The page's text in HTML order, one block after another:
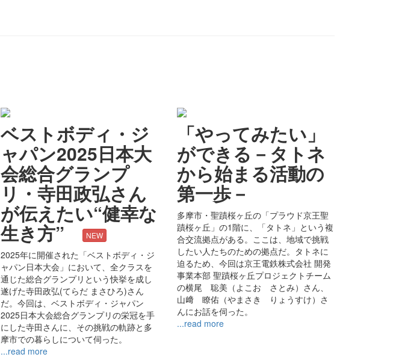
ベストボディ・ジ
ャパン2025日本大
会総合グランプ
リ・寺田政弘さん
が伝えたい“健幸な
生き方” NEW
2025年に開催された「ベストボディ・ジ
ャパン日本大会」において、全クラスを
通じた総合グランプリという快挙を成し
遂げた寺田政弘(てらだ まさひろ)さん
だ。今回は、ベストボディ・ジャパン
2025日本大会総合グランプリの栄冠を手
にした寺田さんに、その挑戦の軌跡と多
摩市での暮らしについて伺った。
...read more
「やってみたい」
ができる－タトネ
から始まる活動の
第一歩－
多摩市・聖蹟桜ヶ丘の「プラウド京王聖
蹟桜ヶ丘」の1階に、「タトネ」という複
合交流拠点がある。ここは、地域で挑戦
したい人たちのための拠点だ。タトネに
迫るため、今回は京王電鉄株式会社 開発
事業本部 聖蹟桜ヶ丘プロジェクトチーム
の横尾 聡美（よこお さとみ）さん、
山﨑 瞭佑（やまさき りょうすけ）さ
んにお話を伺った。
...read more